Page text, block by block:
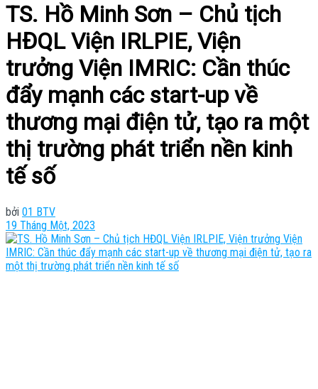
TS. Hồ Minh Sơn – Chủ tịch
HĐQL Viện IRLPIE, Viện
trưởng Viện IMRIC: Cần thúc
đẩy mạnh các start-up về
thương mại điện tử, tạo ra một
thị trường phát triển nền kinh
tế số
bởi 01 BTV
19 Tháng Một, 2023